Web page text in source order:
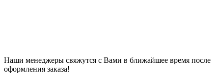
Наши менеджеры свяжутся с Вами в ближайшее время после
оформления заказа!